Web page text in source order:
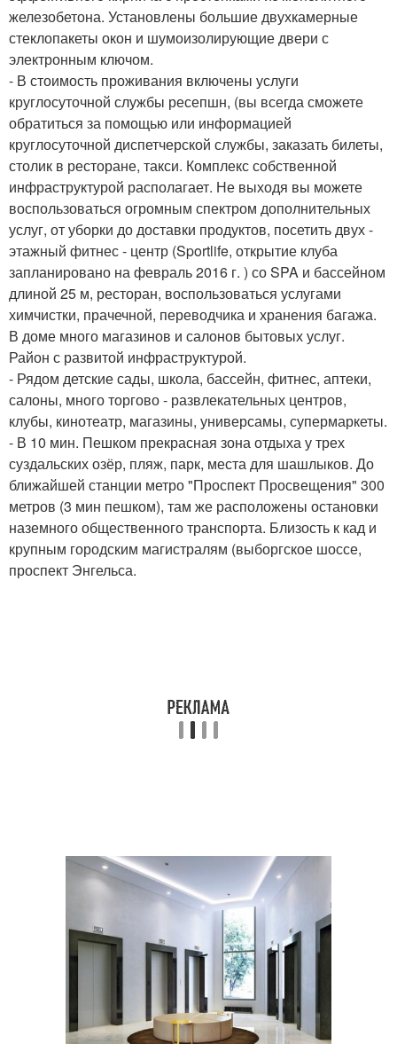
железобетона. Установлены большие двухкамерные
стеклопакеты окон и шумоизолирующие двери с
электронным ключом.
- В стоимость проживания включены услуги
круглосуточной службы ресепшн, (вы всегда сможете
обратиться за помощью или информацией
круглосуточной диспетчерской службы, заказать билеты,
столик в ресторане, такси. Комплекс собственной
инфраструктурой располагает. Не выходя вы можете
воспользоваться огромным спектром дополнительных
услуг, от уборки до доставки продуктов, посетить двух -
этажный фитнес - центр (Sportlife, открытие клуба
запланировано на февраль 2016 г. ) со SPA и бассейном
длиной 25 м, ресторан, воспользоваться услугами
химчистки, прачечной, переводчика и хранения багажа.
В доме много магазинов и салонов бытовых услуг.
Район с развитой инфраструктурой.
- Рядом детские сады, школа, бассейн, фитнес, аптеки,
салоны, много торгово - развлекательных центров,
клубы, кинотеатр, магазины, универсамы, супермаркеты.
- В 10 мин. Пешком прекрасная зона отдыха у трех
суздальских озёр, пляж, парк, места для шашлыков. До
ближайшей станции метро "Проспект Просвещения" 300
метров (3 мин пешком), там же расположены остановки
наземного общественного транспорта. Близость к кад и
крупным городским магистралям (выборгское шоссе,
проспект Энгельса.